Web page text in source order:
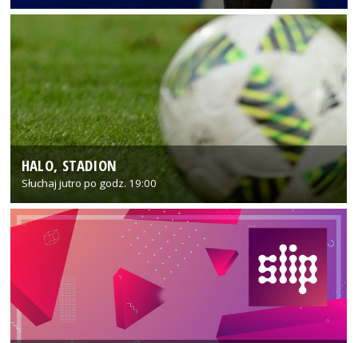
HALO, STADION
Słuchaj jutro po godz. 19:00